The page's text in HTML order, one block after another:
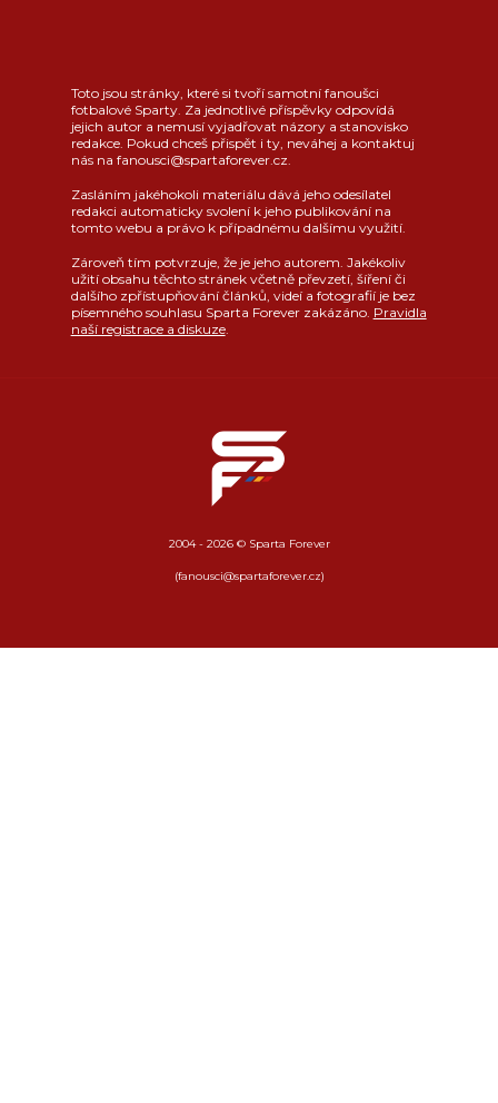
Toto jsou stránky, které si tvoří samotní fanoušci
fotbalové Sparty. Za jednotlivé příspěvky odpovídá
jejich autor a nemusí vyjadřovat názory a stanovisko
redakce. Pokud chceš přispět i ty, neváhej a kontaktuj
nás na fanousci@spartaforever.cz.
Zasláním jakéhokoli materiálu dává jeho odesílatel
redakci automaticky svolení k jeho publikování na
tomto webu a právo k případnému dalšímu využití.
Zároveň tím potvrzuje, že je jeho autorem. Jakékoliv
užití obsahu těchto stránek včetně převzetí, šíření či
dalšího zpřístupňování článků, videí a fotografií je bez
písemného souhlasu Sparta Forever zakázáno. Pravidla
naší registrace a diskuze.
2004 - 2026 © Sparta Forever
(fanousci@spartaforever.cz)